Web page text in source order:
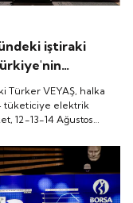
iştiraki
dağıtım
12-13-14
136 TL fiyatla
Türker VEYAŞ, halka
tüketiciye elektrik
12-13-14 Ağustos